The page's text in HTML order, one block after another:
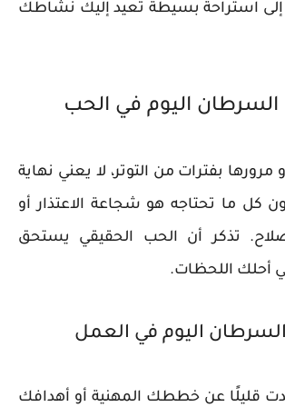
إلى استراحة بسيطة تعيد إليك نشاطك
السرطان اليوم في الحب
مرورها بفترات من التوتر، لا يعني نهاية
كل ما تحتاجه هو شجاعة الاعتذار أو
تذكر أن الحب الحقيقي يستحق
أحلك اللحظات.
اليوم في العمل
قليلًا عن خططك المهنية أو أهدافك